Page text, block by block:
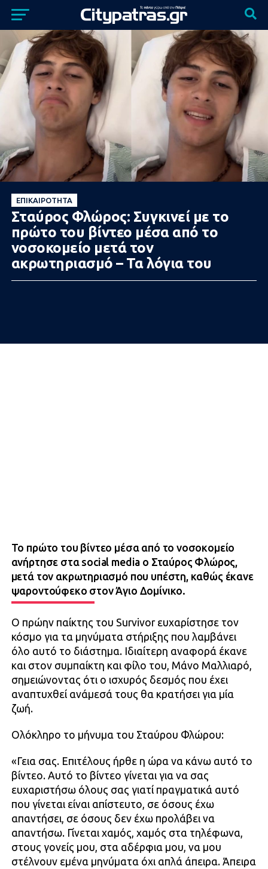
ΕΠΙΚΑΙΡΌΤΗΤΑ
Σταύρος Φλώρος: Συγκινεί με το
πρώτο του βίντεο μέσα από το
νοσοκομείο μετά τον
ακρωτηριασμό – Τα λόγια του
Το πρώτο του βίντεο μέσα από το νοσοκομείο
ανήρτησε στα social media ο Σταύρος Φλώρος,
μετά τον ακρωτηριασμό που υπέστη, καθώς έκανε
ψαροντούφεκο στον Άγιο Δομίνικο.
Ο πρώην παίκτης του Survivor ευχαρίστησε τον
κόσμο για τα μηνύματα στήριξης που λαμβάνει
όλο αυτό το διάστημα. Ιδιαίτερη αναφορά έκανε
και στον συμπαίκτη και φίλο του, Μάνο Μαλλιαρό,
σημειώνοντας ότι ο ισχυρός δεσμός που έχει
αναπτυχθεί ανάμεσά τους θα κρατήσει για μία
ζωή.
Ολόκληρο το μήνυμα του Σταύρου Φλώρου:
«Γεια σας. Επιτέλους ήρθε η ώρα να κάνω αυτό το
βίντεο. Αυτό το βίντεο γίνεται για να σας
ευχαριστήσω όλους σας γιατί πραγματικά αυτό
που γίνεται είναι απίστευτο, σε όσους έχω
απαντήσει, σε όσους δεν έχω προλάβει να
απαντήσω. Γίνεται χαμός, χαμός στα τηλέφωνα,
στους γονείς μου, στα αδέρφια μου, να μου
στέλνουν εμένα μηνύματα όχι απλά άπειρα. Άπειρα